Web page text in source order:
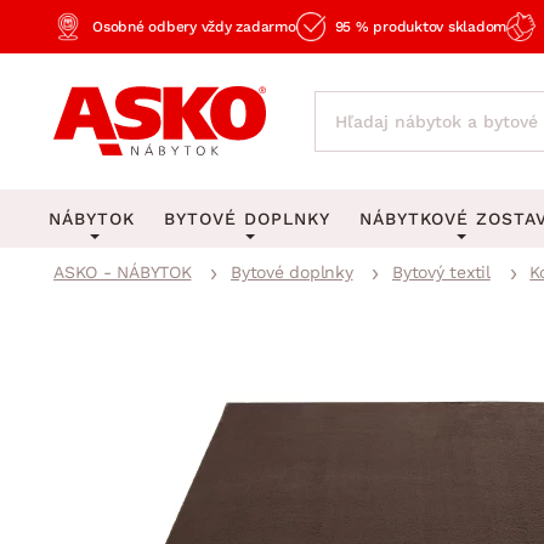
Osobné odbery vždy zadarmo 95 % produktov skladom
NÁBYTOK
Obývacia izba
Spálňa
Pracovňa a kancelária
BYTOVÉ DOPLNKY
Kúpeľňové predložky
Lustre a závesné
NÁBYTKOVÉ
Predsieňové
ASKO - NÁBYTOK Bytové doplnky Bytový textil